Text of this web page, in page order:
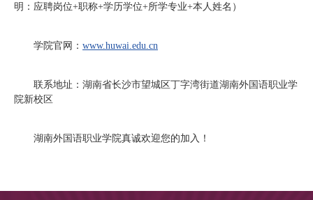
明：应聘岗位+职称+学历学位+所学专业+本人姓名）
学院官网： www.huwai.edu.cn
联系地址：湖南省长沙市望城区丁字湾街道湖南外国语职业学
院新校区
湖南外国语职业学院真诚欢迎您的加入！